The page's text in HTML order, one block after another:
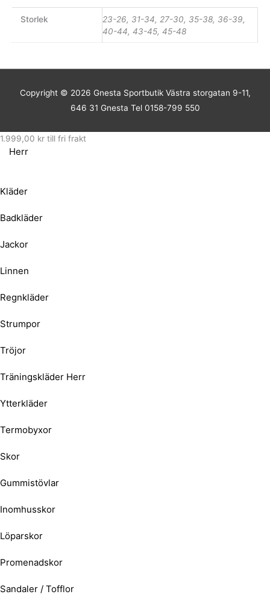
Storlek
23-26, 31-34, 27-30, 35-38, 36-39,
40-44, 43-45, 45-48
Copyright © 2026 Gnesta SportbutikVästra storgatan 9-11,
646 31 Gnesta Tel 0158-799 550
1.999,00 kr till fri frakt
Herr
Kläder
Badkläder
Jackor
Linnen
Regnkläder
Strumpor
Tröjor
Träningskläder Herr
Ytterkläder
Termobyxor
Skor
Gummistövlar
Inomhusskor
Löparskor
Promenadskor
Sandaler / Tofflor